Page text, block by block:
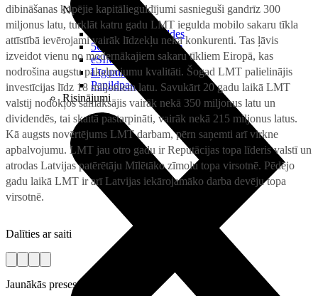
Noderīgi
Jautājumi un atbildes
5G pārklājuma karte
eSIM tehnoloģija
Līgumi un noteikumi
Papildpakalpojumi
Risinājumi
dibināšanas kopējie kapitālieguldījumi sasnieguši gandrīz 300
miljonus latu, turklāt katru gadu LMT iegulda mobilo sakaru tīkla
attīstībā ievērojami vairāk līdzekļu nekā konkurenti. Tas ļāvis
izveidot vienu no modernākajiem sakaru tīkliem Eiropā, kas
nodrošina augstu pakalpojumu kvalitāti. Šogad LMT palielinājis
investīcijas līdz 18 miljoniem latu. Savukārt 20 gadu laikā LMT
valstij nodokļos samaksājis vairāk nekā 350 miljonus latu un
dividendēs, tai skaitā pastarpināti, vairāk nekā 215 miljonus latus.
Kā augsts novērtējums LMT darbam, pērn saņemti arī virkne
apbalvojumu. LMT jau otro gadu ir Reputācijas topa līderis valstī un
atrodas Latvijas patērētāju Mīlētāko zīmolu topa virsotnē. Pēdējo
gadu laikā LMT ir arī Latvijas iekārojamāko darba devēju topa
virsotnē.
Dalīties ar saiti
Jaunākās preses relīzes